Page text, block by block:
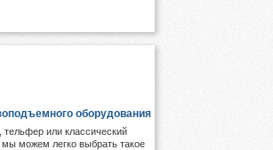
оборудования
тельфер или классический
мы можем легко выбрать такое